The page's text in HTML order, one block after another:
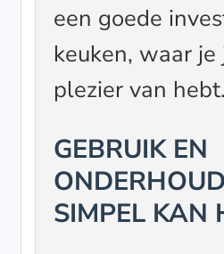
een goede
keuken, waar
plezier van hebt.
GEBRUIK EN
SIMPEL KAN